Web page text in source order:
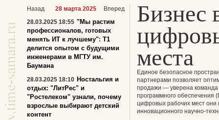
Бизнес
места
Единое безопасное
партнерами позволяет
продажи — уверена команда
программного обеспечения
цифровых рабочих мест они
инновационного научно-
Назад 28 марта 2025
Вперед
28.03.2025 18:55 "Мы растим
профессионалов, готовых
менять ИТ к лучшему": T1
делится опытом с будущими
инженерами в МГТУ им.
Баумана
28.03.2025 18:10 Ностальгия и
отдых: "ЛитРес" и
"Ростелеком" узнали, почему
взрослые выбирают детский
контент